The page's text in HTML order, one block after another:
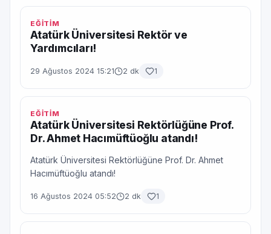
EĞİTİM
Atatürk Üniversitesi Rektör ve
Yardımcıları!
29 Ağustos 2024 15:21 2 dk 1
EĞİTİM
Atatürk Üniversitesi Rektörlüğüne Prof.
Dr. Ahmet Hacımüftüoğlu atandı!
Atatürk Üniversitesi Rektörlüğüne Prof. Dr. Ahmet
Hacımüftüoğlu atandı!
16 Ağustos 2024 05:52 2 dk 1